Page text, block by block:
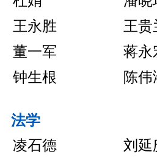
王永胜
王贵
董一军
蒋永
钟生根
陈伟
法学
凌石德
刘延